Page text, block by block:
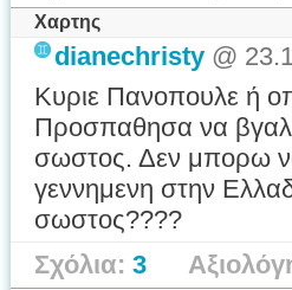
Χαρτης
dianechristy @
Κυριε Πανοπουλε ή
Προσπαθησα να
σωστος. Δεν μπορω
γεννημενη στην
σωστος????
Σχόλια: 3